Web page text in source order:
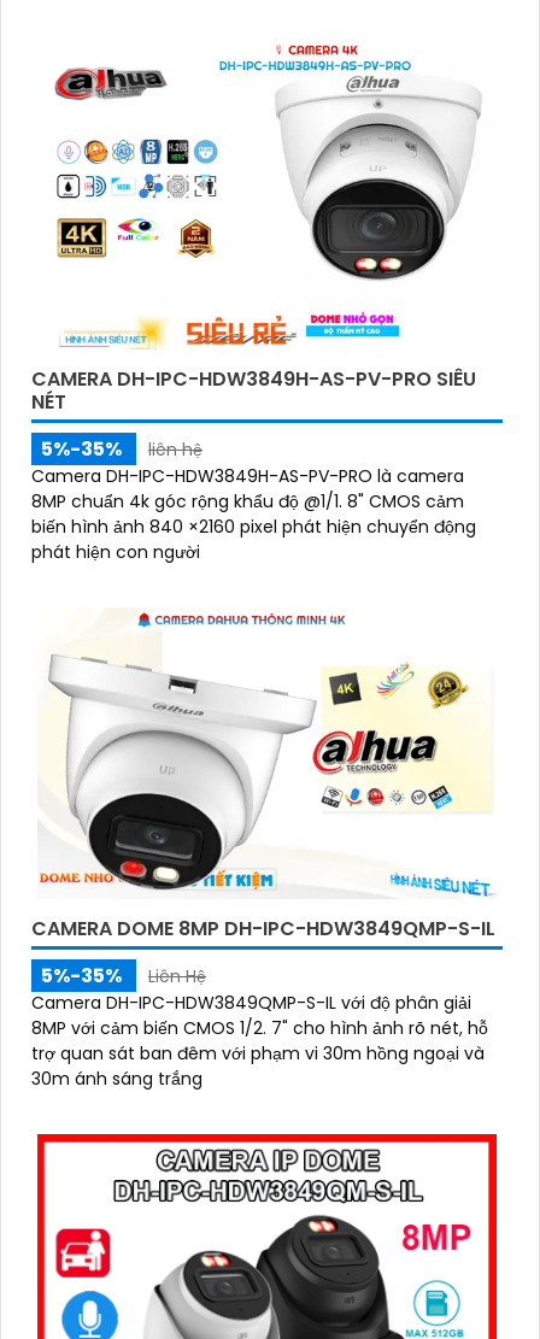
CAMERA DH-IPC-HDW3849H-AS-PV-PRO SIÊU
NÉT
5%-35%
liên hệ
Camera DH-IPC-HDW3849H-AS-PV-PRO là camera
8MP chuẩn 4k góc rộng khẩu độ @1/1. 8" CMOS cảm
biến hình ảnh 840 ×2160 pixel phát hiện chuyển động
phát hiện con người
CAMERA DOME 8MP DH-IPC-HDW3849QMP-S-IL
5%-35%
Liên Hệ
Camera DH-IPC-HDW3849QMP-S-IL với độ phân giải
8MP với cảm biến CMOS 1/2. 7" cho hình ảnh rõ nét, hỗ
trợ quan sát ban đêm với phạm vi 30m hồng ngoại và
30m ánh sáng trắng